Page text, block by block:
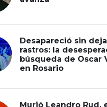
Desapareció sin
rastros: la
búsqueda de Oscar
en Rosario
Murió Leandro Rud,